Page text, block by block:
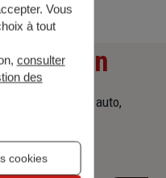
d'assurance, auto,
Vous
à tout
consulter
des
cookies